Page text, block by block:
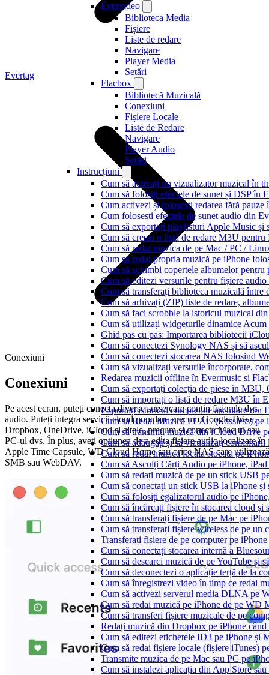
Evervideo
Biblioteca Media
Fișiere
Liste de redare
Navigare
Player Media
Setări
Flacbox
Bibliotecă Muzicală
Conexiuni
Fișiere Locale
Liste de Redare
Navigare
Player Audio
Setări
Instrucțiuni
Cum să activați un vizualizator muzical în
Cum să folosiți efectele de sunet și DSP în
Cum activezi și folosești redarea fără pauze
Cum folosești efectele de sunet audio din
Cum să exportați playlisturi Apple Music și
Cum să creezi o listă de redare M3U
Cum să redai muzica de pe Mac / PC /
Cum să redai propria muzică pe iPhone
Cum să schimbi copertele albumelor
Cum să editezi versurile pentru fișiere
Cum să transferați biblioteca muzicală
Cum să arhivați (ZIP) liste de redare,
Cum să faci scrobble la istoricul muzical
Cum să utilizați widgeturile dinamice
Ghid pas cu pas: Importarea bibliotecii
Cum să conectezi Synology NAS și să
Cum să conectezi stocarea NAS folosind
Cum să vizualizați versurile încorporate,
Redarea muzicii offline în Evermusic și
Cum să exportați colecția de piese în
Cum să importați o listă de redare M3U în
Exportați istoricul complet de ascultare din
Cum să Redai Muzică FLAC (Lossless) pe
Cum să transmiți muzică din iCloud Drive
Cum să adăugați și să vizualizați
Cum sa redai muzica locala stocata pe
Cum să Asculți Cărți Audio pe iPhone,
Cum să redați muzică de pe un stick USB
Cum să conectați un stick USB la iPhone și
Cum să folosiți egalizatorul audio pe
Cum să încărcați fișiere în stocarea cloud
Cum să transferați fișiere de pe Mac pe
Cum să transferați fișiere wireless de pe
Transferați fișiere de pe computer pe
Cum să conectați stocarea internă a
Cum să descarci muzică de pe YouTube și
Cum să deconectezi o aplicație terță de la
Cum să înregistrezi video în timp ce redai
Cum să activezi serverul media DLNA pe
Cum să redai muzică pe iPhone de pe WD
Cum să transferi fișiere muzicale de pe
Redați muzică din Dropbox pe iPhone
Cum să editezi etichetele ID3 pe iPhone și
Cum să redai fișiere locale (fișiere iTunes)
Transmite muzica de pe Mac sau PC pe
Cum să instalezi aplicația din App Store
Evertag
Conexiuni
Conexiuni
Pe acest ecran, puteți conecta diverse surse care conțin fișierele dvs.
audio. Puteți integra servicii cloud populare precum Google Drive,
Dropbox, OneDrive, iCloud și altele, precum și conecta Mac-ul sau
PC-ul dvs. În plus, aveți opțiunea de a edita fișiere audio localizate în
Apple Time Capsule, WD Cloud Home sau orice NAS care utilizează
SMB sau WebDAV.